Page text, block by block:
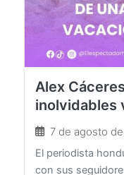
Alex
7 de agosto de
El periodista